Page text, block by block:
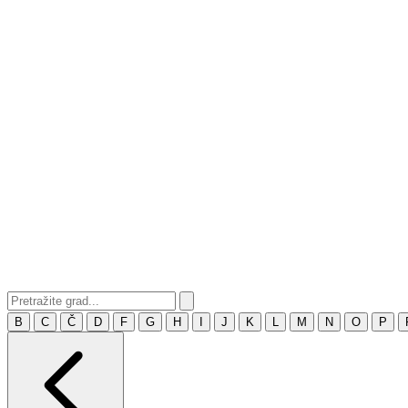
B C Č D F G H J K M N O P